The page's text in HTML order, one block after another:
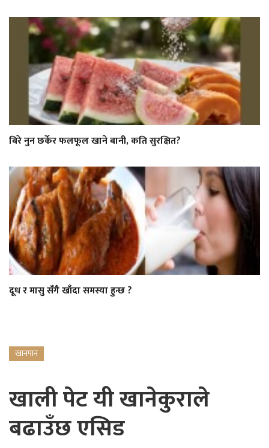
बिरे नुन छर्केर फलफूल खाने बानी, कति सुरक्षित?
दूध र मासु सँगै खाँदा समस्या हुन्छ ?
खानपान
खाली पेट यी खानेकुराले
बढाउँछ एसिड